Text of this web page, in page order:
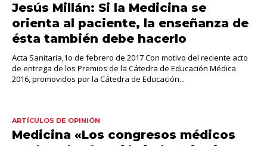
Jesús Millán: Si la Medicina se
orienta al paciente, la enseñanza de
ésta también debe hacerlo
Acta Sanitaria,1o de febrero de 2017 Con motivo del reciente acto
de entrega de los Premios de la Cátedra de Educación Médica
2016, promovidos por la Cátedra de Educación...
ARTÍCULOS DE OPINIÓN
Medicina «Los congresos médicos